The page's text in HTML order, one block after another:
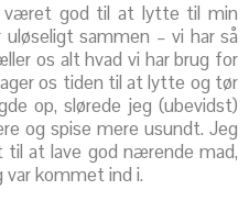
været god til at lytte til min
sammen – vi har så
os alt hvad vi har brug for
os tiden til at lytte og tør
op, slørede jeg (ubevidst)
og spise mere usundt. Jeg
til at lave god nærende mad,
var kommet ind i.